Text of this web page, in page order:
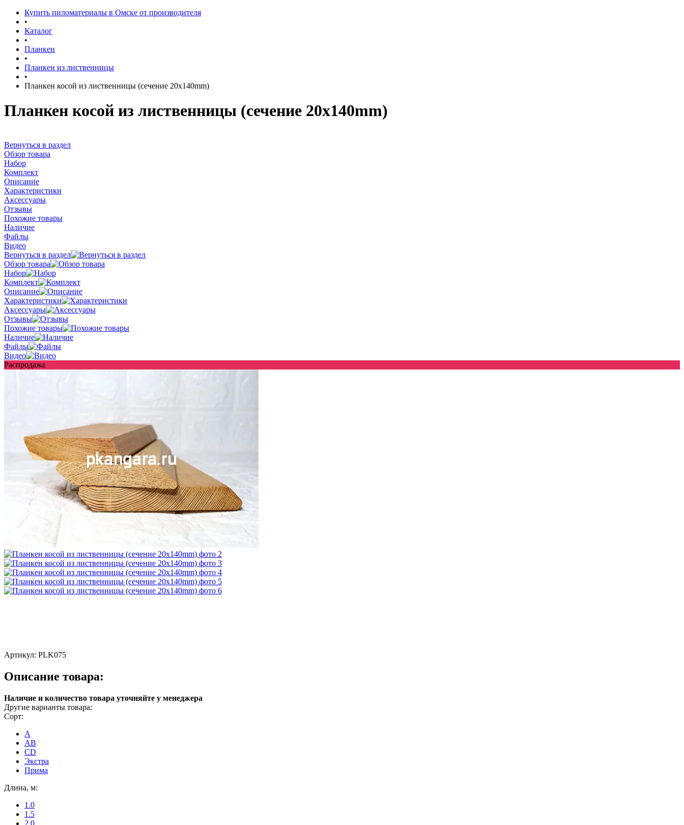
Купить пиломатериалы в Омске от производителя
•
Каталог
•
Планкен
•
Планкен из лиственницы
•
Планкен косой из лиственницы (сечение 20х140mm)
Планкен косой из лиственницы (сечение 20х140mm)
Вернуться в раздел
Обзор товара
Набор
Комплект
Описание
Характеристики
Аксессуары
Отзывы
Похожие товары
Наличие
Файлы
Видео
Вернуться в раздел
Обзор товара
Набор
Комплект
Описание
Характеристики
Аксессуары
Отзывы
Похожие товары
Наличие
Файлы
Видео
Распродажа
Артикул: PLK075
Описание товара:
Наличие и количество товара уточняйте у менеджера
Другие варианты товара:
Сорт:
A
AB
CD
Экстра
Прима
Длина, м:
1.0
1.5
2.0